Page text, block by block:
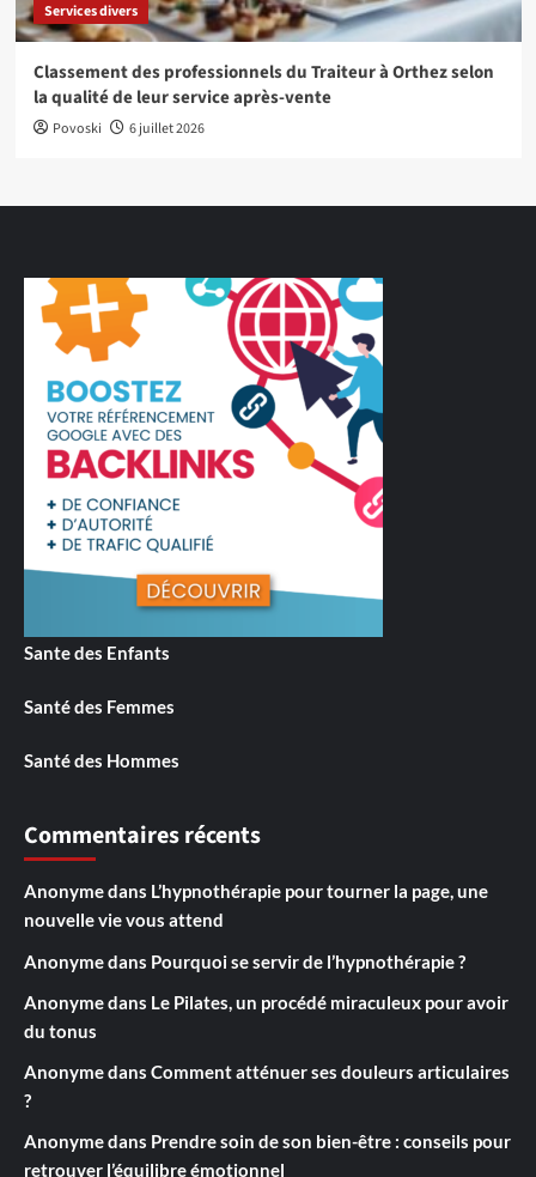
Services divers
Classement des professionnels du Traiteur à Orthez selon
la qualité de leur service après-vente
Povoski 6 juillet 2026
Sante des Enfants
Santé des Femmes
Santé des Hommes
Commentaires récents
Anonymedans L’hypnothérapie pour tourner la page, une
nouvelle vie vous attend
Anonymedans Pourquoi se servir de l’hypnothérapie ?
Anonymedans Le Pilates, un procédé miraculeux pour avoir
du tonus
Anonymedans Comment atténuer ses douleurs articulaires
?
Anonymedans Prendre soin de son bien-être : conseils pour
retrouver l’équilibre émotionnel